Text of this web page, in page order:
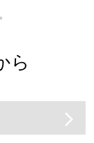
ら
arrow_forward_ios